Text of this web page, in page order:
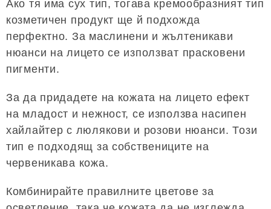
Ако тя има сух тип, тогава кремообразният тип
козметичен продукт ще й подхожда
перфектно. За маслинени и жълтеникави
нюанси на лицето се използват прасковени
пигменти.
За да придадете на кожата на лицето ефект
на младост и нежност, се използва насипен
хайлайтер с люлякови и розови нюанси. Този
тип е подходящ за собствениците на
червеникава кожа.
Комбинирайте правилните цветове за